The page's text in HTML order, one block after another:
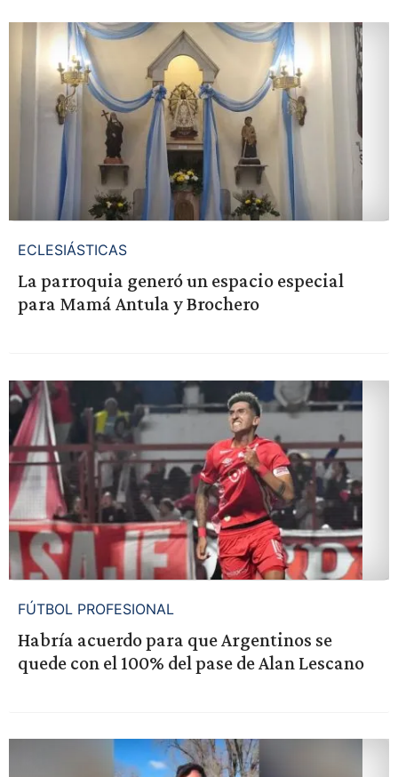
ECLESIÁSTICAS
La parroquia generó un espacio especial
para Mamá Antula y Brochero
FÚTBOL PROFESIONAL
Habría acuerdo para que Argentinos se
quede con el 100% del pase de Alan Lescano